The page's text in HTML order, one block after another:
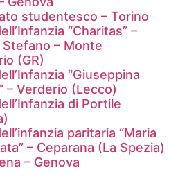
studentesco – Torino
“Charitas” –
– Monte
(GR)
“Giuseppina
– Verderio (Lecco)
di Portile
paritaria “Maria
– Ceparana (La Spezia)
– Genova